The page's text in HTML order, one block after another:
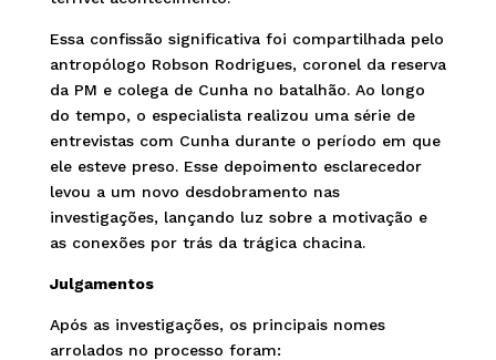
Essa confissão significativa foi compartilhada pelo
antropólogo Robson Rodrigues, coronel da reserva
da PM e colega de Cunha no batalhão. Ao longo
do tempo, o especialista realizou uma série de
entrevistas com Cunha durante o período em que
ele esteve preso. Esse depoimento esclarecedor
levou a um novo desdobramento nas
investigações, lançando luz sobre a motivação e
as conexões por trás da trágica chacina.
Julgamentos
Após as investigações, os principais nomes
arrolados no processo foram: